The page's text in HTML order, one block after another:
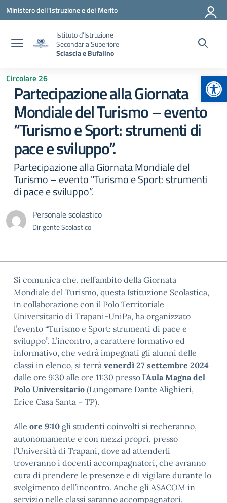
Vai ai contenuti
Vai al menu di navigazione
Vai al footer
Ministero dell'Istruzione e del Merito
Istituto d'Istruzione
Secondaria Superiore
Sciascia e Bufalino
Circolare 26
Partecipazione alla Giornata
Mondiale del Turismo – evento
“Turismo e Sport: strumenti di
pace e sviluppo”.
Partecipazione alla Giornata Mondiale del
Turismo – evento "Turismo e Sport: strumenti
di pace e sviluppo”.
Personale scolastico
Dirigente Scolastico
Si comunica che, nell’ambito della Giornata
Mondiale del Turismo, questa Istituzione Scolastica,
in collaborazione con il Polo Territoriale
Universitario di Trapani-UniPa, ha organizzato
l’evento “Turismo e Sport: strumenti di pace e
sviluppo”. L’incontro, a carattere formativo ed
informativo, che vedrà impegnati gli alunni delle
classi in elenco, si terrà venerdì 27 settembre 2024
dalle ore 9:30 alle ore 11:30 presso l’Aula Magna del
Polo Universitario (Lungomare Dante Alighieri,
Erice Casa Santa – TP).
Alle ore 9:10 gli studenti coinvolti si recheranno,
autonomamente e con mezzi propri, presso
l’Università di Trapani, dove ad attenderli
troveranno i docenti accompagnatori, che avranno
cura di prendere le presenze e di vigilare durante lo
svolgimento dell’incontro. Anche gli ASACOM in
servizio nelle classi saranno accompagnatori.